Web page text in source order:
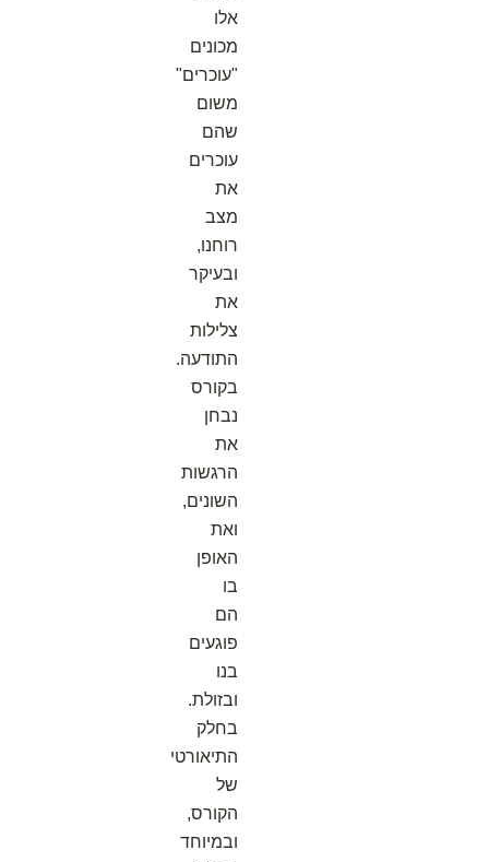
אלו
מכונים
"עוכרים"
משום
שהם
עוכרים
את
מצב
רוחנו,
ובעיקר
את
צלילות
התודעה.
בקורס
נבחן
את
הרגשות
השונים,
ואת
האופן
בו
הם
פוגעים
בנו
ובזולת.
בחלק
התיאורטי
של
הקורס,
ובמיוחד